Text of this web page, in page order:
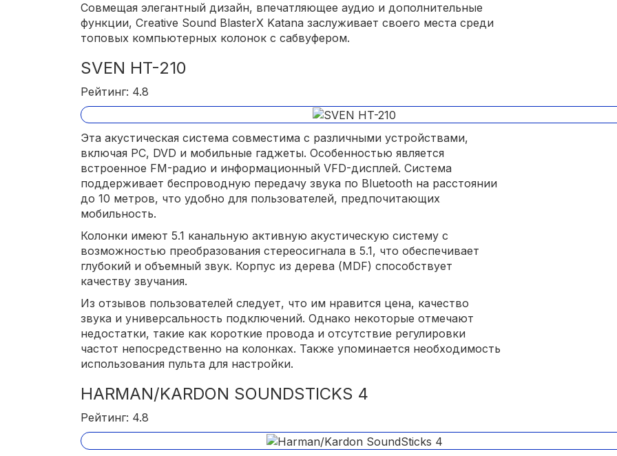
Совмещая элегантный дизайн, впечатляющее аудио и дополнительные
функции, Creative Sound BlasterX Katana заслуживает своего места среди
топовых компьютерных колонок с сабвуфером.
SVEN HT-210
Рейтинг: 4.8
Эта акустическая система совместима с различными устройствами,
включая PC, DVD и мобильные гаджеты. Особенностью является
встроенное FM-радио и информационный VFD-дисплей. Система
поддерживает беспроводную передачу звука по Bluetooth на расстоянии
до 10 метров, что удобно для пользователей, предпочитающих
мобильность.
Колонки имеют 5.1 канальную активную акустическую систему с
возможностью преобразования стереосигнала в 5.1, что обеспечивает
глубокий и объемный звук. Корпус из дерева (MDF) способствует
качеству звучания.
Из отзывов пользователей следует, что им нравится цена, качество
звука и универсальность подключений. Однако некоторые отмечают
недостатки, такие как короткие провода и отсутствие регулировки
частот непосредственно на колонках. Также упоминается необходимость
использования пульта для настройки.
HARMAN/KARDON SOUNDSTICKS 4
Рейтинг: 4.8